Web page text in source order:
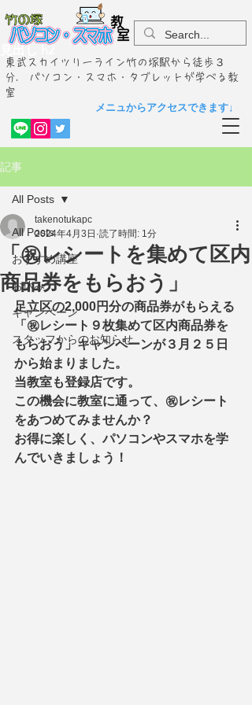
東武スカイツリーライン竹の塚駅から徒歩３
分. パソコン・スマホ・タブレットが学べる教
室
見出し h2
メニュからアクセスできます↓
記事
All Posts
おすすめ講座
お休み
キャンペーン
スタッフからのお知らせ
All Posts
​「㊗レシートを集めて区内
商品券をもらおう」
takenotukapc
2024年4月3日 読了時間: 1分
​足立区の2,000円分の商品券がもらえる
「㊗レシート９枚集めて区内商品券を
もらおう」キャンペーンが３月２５日
から始まりました。
当教室も登録店です。
この機会に教室に通って、㊗レシート
をあつめてみませんか？
お得に楽しく、パソコンやスマホを学
んでいきましょう！